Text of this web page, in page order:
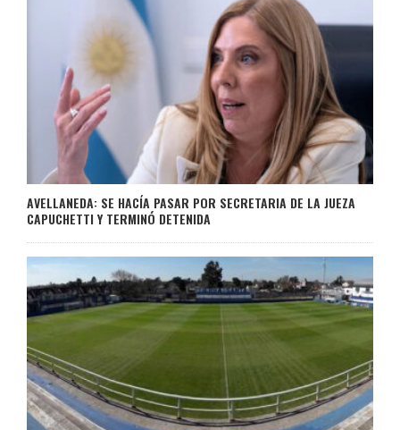
AVELLANEDA: SE HACÍA PASAR POR SECRETARIA DE LA JUEZA
CAPUCHETTI Y TERMINÓ DETENIDA